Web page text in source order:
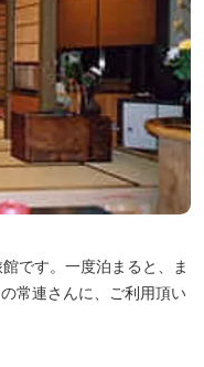
です。一度泊まると、ま
常連さんに、ご利用頂い